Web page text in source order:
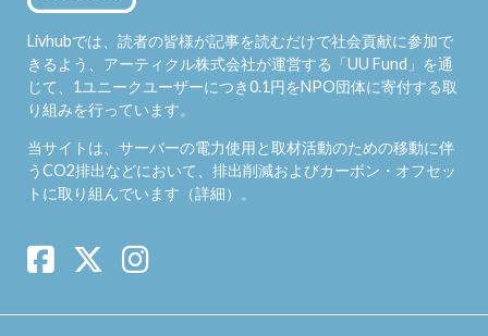
Livhubでは、読者の皆様が記事を読むだけで社会貢献に参加で
きるよう、アーティクル株式会社が運営する「UU Fund 」を通
じて、1ユニークユーザーにつき0.1円をNPO団体に寄付する取
り組みを行っています。
当サイトは、サーバーの電力使用と取材活動のための移動に伴
うCO2排出などにおいて、排出削減およびカーボン・オフセッ
トに取り組んでいます（詳細）。